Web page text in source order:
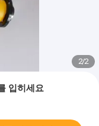
2/2
입히세요